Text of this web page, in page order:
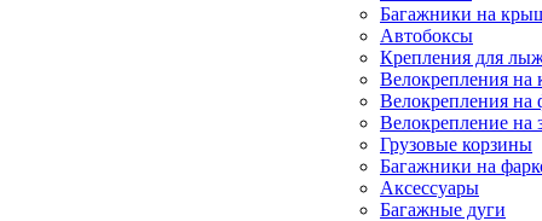
Багажники на
Автобоксы
Крепления для
Велокрепления
Велокрепления на
Велокрепление на
Грузовые корзины
Багажники на
Аксессуары
Багажные дуги